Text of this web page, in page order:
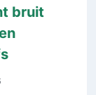
bruit